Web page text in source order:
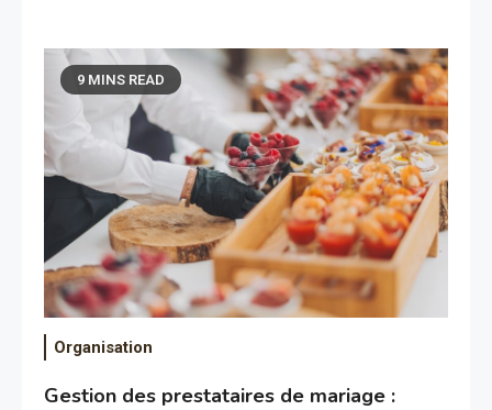
9 MINS READ
Organisation
Gestion des prestataires de mariage :